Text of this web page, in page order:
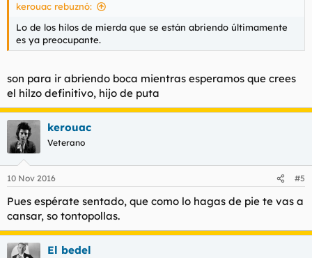
kerouac rebuznó:
Lo de los hilos de mierda que se están abriendo últimamente
es ya preocupante.
son para ir abriendo boca mientras esperamos que crees
el hilzo definitivo, hijo de puta
kerouac
Veterano
10 Nov 2016 #5
Pues espérate sentado, que como lo hagas de pie te vas a
cansar, so tontopollas.
El bedel